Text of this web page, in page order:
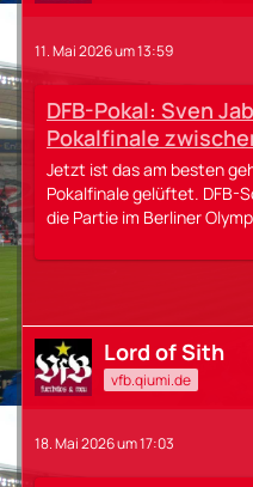
11. Mai 2026 um 13:59
DFB-Pokal: Sven
Pokalfinale
Jetzt ist das am besten
Pokalfinale gelüftet. DFB-
die Partie im Berliner
Lord of Sith
vfb.qiumi.de
18. Mai 2026 um 17:03